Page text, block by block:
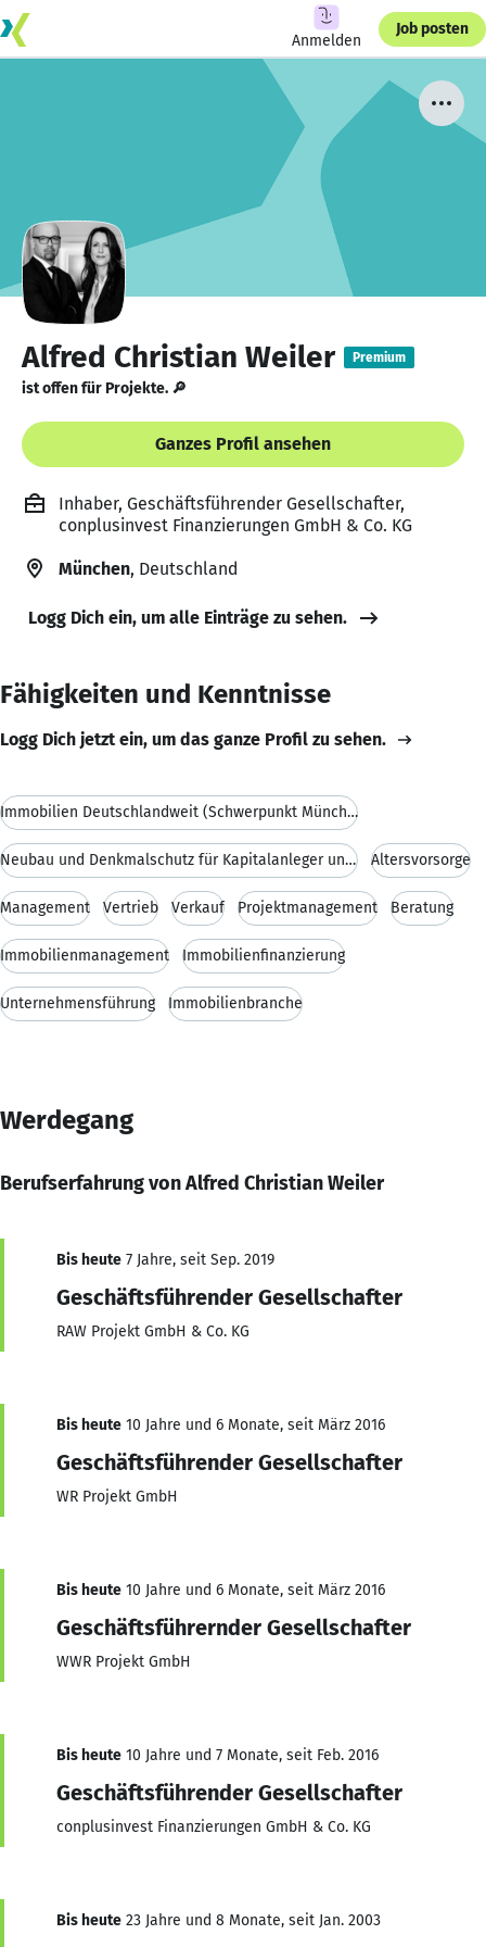
Anmelden
Job posten
Alfred Christian Weiler Premium
ist offen für Projekte. 🔎
Ganzes Profil ansehen
Inhaber, Geschäftsführender Gesellschafter,
conplusinvest Finanzierungen GmbH & Co. KG
München, Deutschland
Logg Dich ein, um alle Einträge zu sehen.
Fähigkeiten und Kenntnisse
Logg Dich jetzt ein, um das ganze Profil zu sehen.
Immobilien Deutschlandweit (Schwerpunkt München)
Neubau und Denkmalschutz für Kapitalanleger und Ei Altersvorsorge
Management Vertrieb Verkauf Projektmanagement Beratung
Immobilienmanagement Immobilienfinanzierung
Unternehmensführung Immobilienbranche
Werdegang
Berufserfahrung von Alfred Christian Weiler
Bis heute 7 Jahre, seit Sep. 2019
Geschäftsführender Gesellschafter
RAW Projekt GmbH & Co. KG
Bis heute 10 Jahre und 6 Monate, seit März 2016
Geschäftsführender Gesellschafter
WR Projekt GmbH
Bis heute 10 Jahre und 6 Monate, seit März 2016
Geschäftsführernder Gesellschafter
WWR Projekt GmbH
Bis heute 10 Jahre und 7 Monate, seit Feb. 2016
Geschäftsführender Gesellschafter
conplusinvest Finanzierungen GmbH & Co. KG
Bis heute 23 Jahre und 8 Monate, seit Jan. 2003